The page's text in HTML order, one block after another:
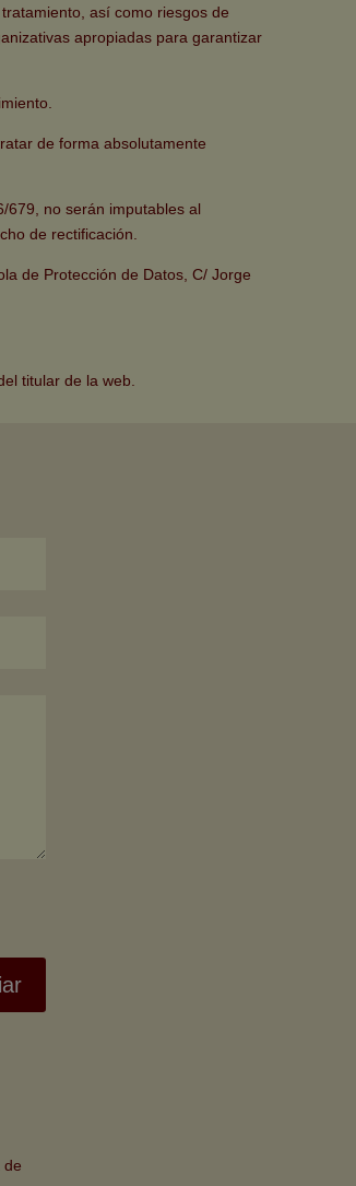
así como riesgos de
apropiadas para garantizar
de forma absolutamente
679, no serán imputables al
de rectificación.
de Protección de Datos, C/ Jorge
titular de la web.
de